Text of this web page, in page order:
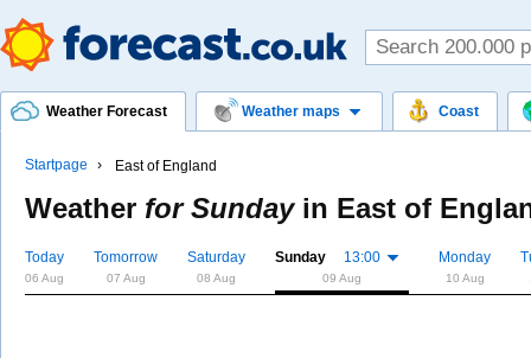
Weather Forecast Weather maps Coast
Startpage East of England
Weather for Sundayin East of
Today
06 Aug
Tomorrow
07 Aug
Saturday
08 Aug
Sunday 13:00
09 Aug
Monday
10 Aug